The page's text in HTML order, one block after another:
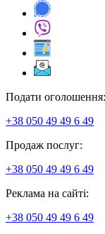
Подати оголошення:
+38 050 49 49 6 49
Продаж послуг:
+38 050 49 49 6 49
Реклама на сайті:
+38 050 49 49 6 49